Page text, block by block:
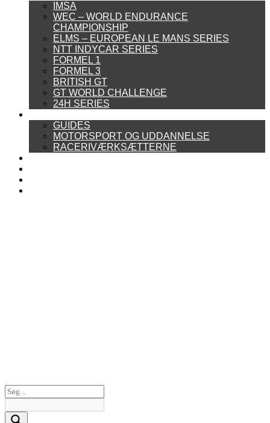
IMSA
WEC – WORLD ENDURANCE
CHAMPIONSHIP
ELMS – EUROPEAN LE MANS SERIES
NTT INDYCAR SERIES
FORMEL 1
FORMEL 3
BRITISH GT
GT WORLD CHALLENGE
24H SERIES
GUIDES
MOTORSPORT OG UDDANNELSE
RACERIVÆRKSÆTTERNE